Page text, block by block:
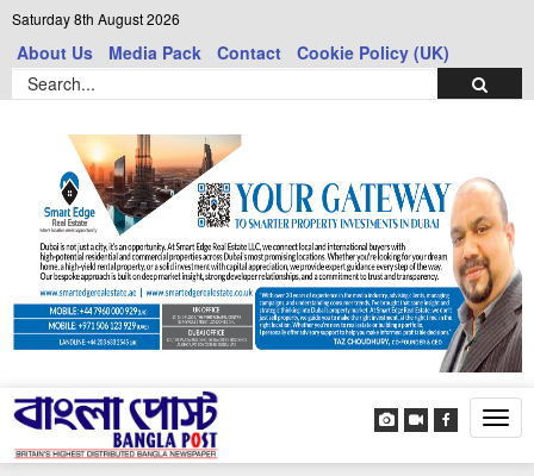
Saturday 8th August 2026
About Us Media Pack Contact Cookie Policy (UK)